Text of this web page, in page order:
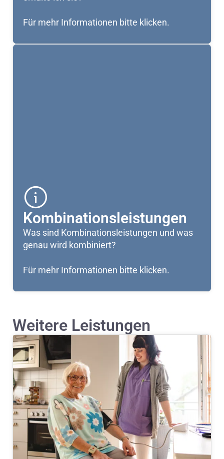
Für mehr Informationen bitte klicken.
Kombinationsleistungen
Was sind Kombinationsleistungen und was
genau wird kombiniert?
Für mehr Informationen bitte klicken.
Weitere Leistungen